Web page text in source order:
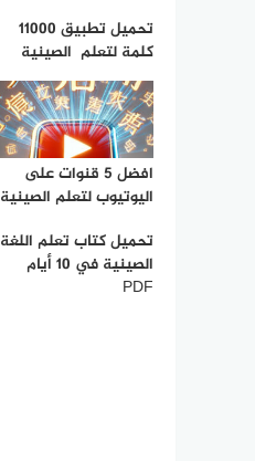
تحميل تطبيق 11000
كلمة لتعلم الصينية
افضل 5 قنوات على
اليوتيوب لتعلم الصينية
تحميل كتاب تعلم اللغة
الصينية في 10 أيام
PDF